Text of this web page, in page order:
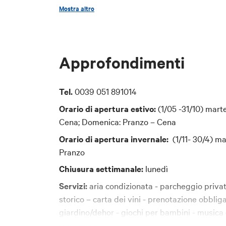
Carte accettate
Bancomat, Mastercard, Visa, American
Mostra altro
Approfondimenti
Tel.0039 051 891014
Orario di apertura estivo:(1/05 -31/10)
Cena; Domenica: Pranzo – Cena
Orario di apertura invernale: (1/11- 30/4)
Pranzo
Chiusura settimanale: lunedì
Servizi:aria condizionata - parcheggio
storico – carta dei vini - prenotazione
giardino/dehor - giochi per bambini -
Lepida ScpA.
PEC:
## 3. Finalità
inviare
alle
gestire